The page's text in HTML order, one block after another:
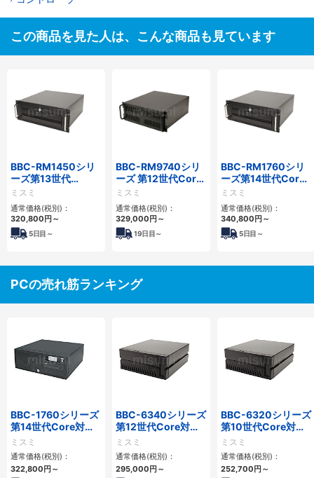
この商品を見た人は、こんな商品も見ています
BBC-RM1450シリ
ーズ第13世代
Core・12世代
Celeron対応ラック
マウント4PCIe
ミスミ
通常価格(税別)：
320,800円～
5日目～
BBC-RM9740シリ
ーズ 第12世代Core
対応ラックマウント
FAPC4PCI・3PCIe
ミスミ
通常価格(税別)：
329,000円～
19日目～
BBC-RM1760シリ
ーズ第14世代Core
対応ラックマウント
3PCIe
ミスミ
通常価格(税別)：
340,800円～
5日目～
PCの売れ筋ランキング
BBC-1760シリーズ
第14世代Core対応
小型フロアマウント
3PCIe
ミスミ
通常価格(税別)：
322,800円～
BBC-6340シリーズ
第12世代Core対応
小型フロアマウント
PC2PCI/2PCIe
ミスミ
通常価格(税別)：
295,000円～
BBC-6320シリーズ
第10世代Core対応
小型フロアマウント
FAPC 2PCI・2PCIe
ミスミ
通常価格(税別)：
252,700円～